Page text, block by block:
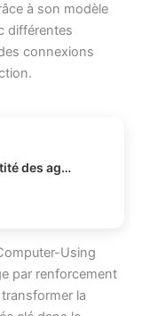
à son modèle
différentes
connexions
Comment gérer l’identité des agents IA en production IAM ?
Using
par renforcement
la